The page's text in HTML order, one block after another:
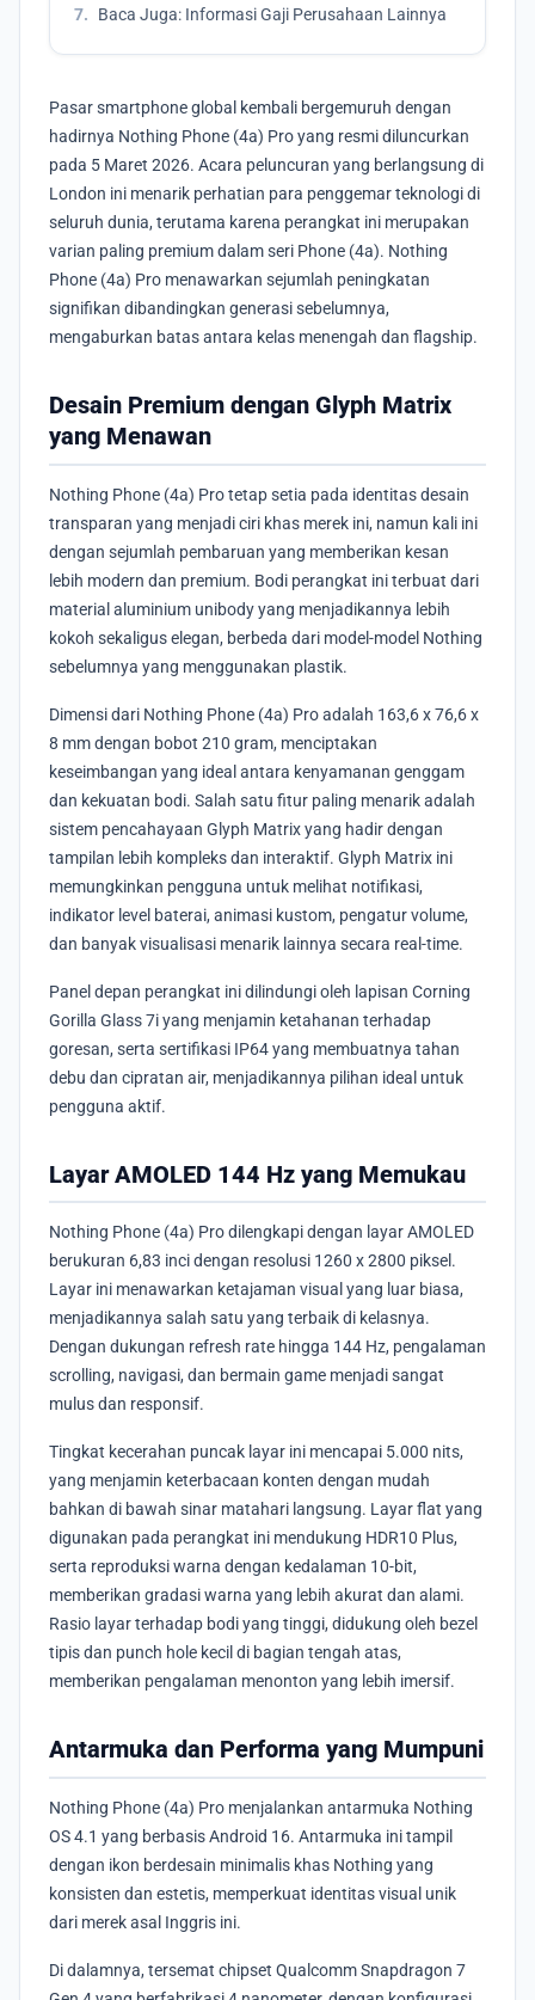
7. Baca Juga: Informasi Gaji Perusahaan Lainnya
Pasar smartphone global kembali bergemuruh dengan
hadirnya Nothing Phone (4a) Pro yang resmi diluncurkan
pada 5 Maret 2026. Acara peluncuran yang berlangsung di
London ini menarik perhatian para penggemar teknologi di
seluruh dunia, terutama karena perangkat ini merupakan
varian paling premium dalam seri Phone (4a). Nothing
Phone (4a) Pro menawarkan sejumlah peningkatan
signifikan dibandingkan generasi sebelumnya,
mengaburkan batas antara kelas menengah dan flagship.
Desain Premium dengan Glyph Matrix
yang Menawan
Nothing Phone (4a) Pro tetap setia pada identitas desain
transparan yang menjadi ciri khas merek ini, namun kali ini
dengan sejumlah pembaruan yang memberikan kesan
lebih modern dan premium. Bodi perangkat ini terbuat dari
material aluminium unibody yang menjadikannya lebih
kokoh sekaligus elegan, berbeda dari model-model Nothing
sebelumnya yang menggunakan plastik.
Dimensi dari Nothing Phone (4a) Pro adalah 163,6 x 76,6 x
8 mm dengan bobot 210 gram, menciptakan
keseimbangan yang ideal antara kenyamanan genggam
dan kekuatan bodi. Salah satu fitur paling menarik adalah
sistem pencahayaan Glyph Matrix yang hadir dengan
tampilan lebih kompleks dan interaktif. Glyph Matrix ini
memungkinkan pengguna untuk melihat notifikasi,
indikator level baterai, animasi kustom, pengatur volume,
dan banyak visualisasi menarik lainnya secara real-time.
Panel depan perangkat ini dilindungi oleh lapisan Corning
Gorilla Glass 7i yang menjamin ketahanan terhadap
goresan, serta sertifikasi IP64 yang membuatnya tahan
debu dan cipratan air, menjadikannya pilihan ideal untuk
pengguna aktif.
Layar AMOLED 144 Hz yang Memukau
Nothing Phone (4a) Pro dilengkapi dengan layar AMOLED
berukuran 6,83 inci dengan resolusi 1260 x 2800 piksel.
Layar ini menawarkan ketajaman visual yang luar biasa,
menjadikannya salah satu yang terbaik di kelasnya.
Dengan dukungan refresh rate hingga 144 Hz, pengalaman
scrolling, navigasi, dan bermain game menjadi sangat
mulus dan responsif.
Tingkat kecerahan puncak layar ini mencapai 5.000 nits,
yang menjamin keterbacaan konten dengan mudah
bahkan di bawah sinar matahari langsung. Layar flat yang
digunakan pada perangkat ini mendukung HDR10 Plus,
serta reproduksi warna dengan kedalaman 10-bit,
memberikan gradasi warna yang lebih akurat dan alami.
Rasio layar terhadap bodi yang tinggi, didukung oleh bezel
tipis dan punch hole kecil di bagian tengah atas,
memberikan pengalaman menonton yang lebih imersif.
Antarmuka dan Performa yang Mumpuni
Nothing Phone (4a) Pro menjalankan antarmuka Nothing
OS 4.1 yang berbasis Android 16. Antarmuka ini tampil
dengan ikon berdesain minimalis khas Nothing yang
konsisten dan estetis, memperkuat identitas visual unik
dari merek asal Inggris ini.
Di dalamnya, tersemat chipset Qualcomm Snapdragon 7